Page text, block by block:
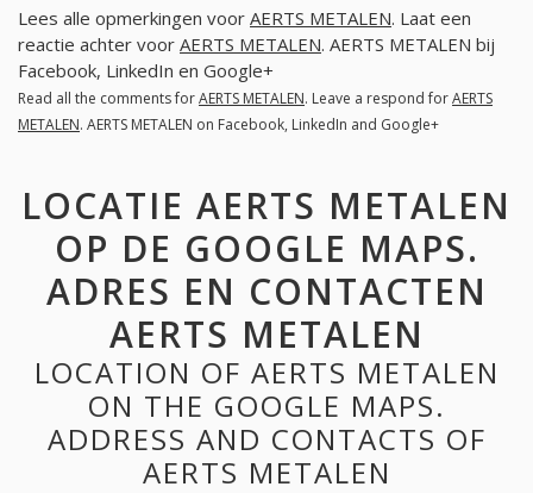
Lees alle opmerkingen voor AERTS METALEN. Laat een
reactie achter voor AERTS METALEN. AERTS METALEN bij
Facebook, LinkedIn en Google+
Read all the comments forAERTS METALEN. Leave a respond forAERTS
METALEN. AERTS METALEN on Facebook, LinkedIn and Google+
LOCATIE AERTS METALEN
OP DE GOOGLE MAPS.
ADRES EN CONTACTEN
AERTS METALEN
LOCATION OF AERTS METALEN
ON THE GOOGLE MAPS.
ADDRESS AND CONTACTS OF
AERTS METALEN